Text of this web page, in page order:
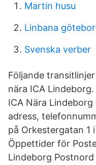
Martin husu
Linbana
Svenska verber
Följande
nära ICA
ICA Nära
adress,
på Orkestergatan 1
Öppettider för
Lindeborg